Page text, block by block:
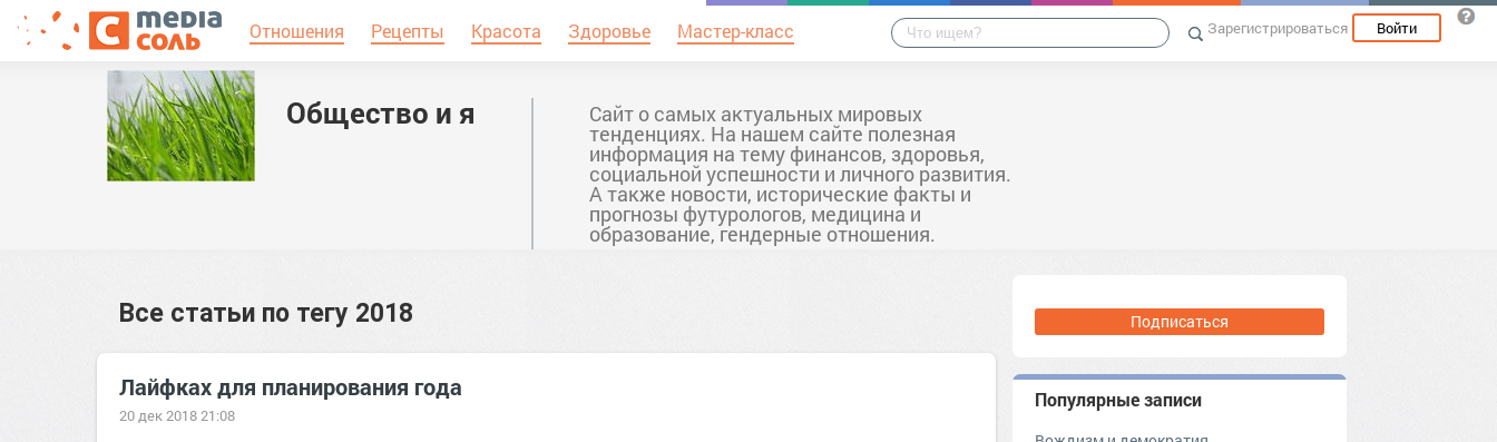
Отношения Рецепты Красота Здоровье Мастер-класс Зарегистрироваться Войти
Общество и я Сайт о самых актуальных мировых
тенденциях. На нашем сайте полезная
информация на тему финансов, здоровья,
социальной успешности и личного развития.
А также новости, исторические факты и
прогнозы футурологов, медицина и
образование, гендерные отношения.
Все статьи по тегу 2018
Лайфках для планирования года
20 дек 2018 21:08
Подписаться
Популярные записи